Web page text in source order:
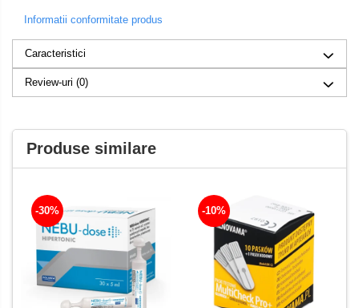
Informatii conformitate produs
Caracteristici
Review-uri (0)
Produse similare
-30% -10%